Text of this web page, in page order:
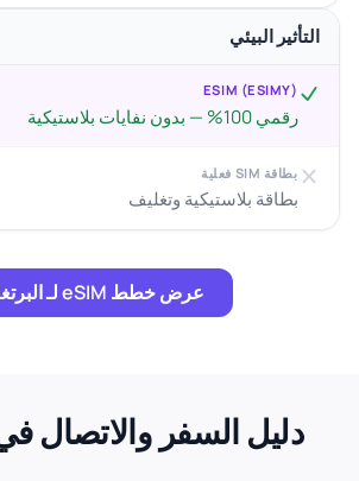
التأثير البيئي
ESIM (ESIMY)
رقمي 100% — بدون نفايات بلاستيكية
بطاقة SIM فعلية
بطاقة بلاستيكية وتغليف
عرض خطط eSIM لـ البرتغال
دليل السفر والاتصال